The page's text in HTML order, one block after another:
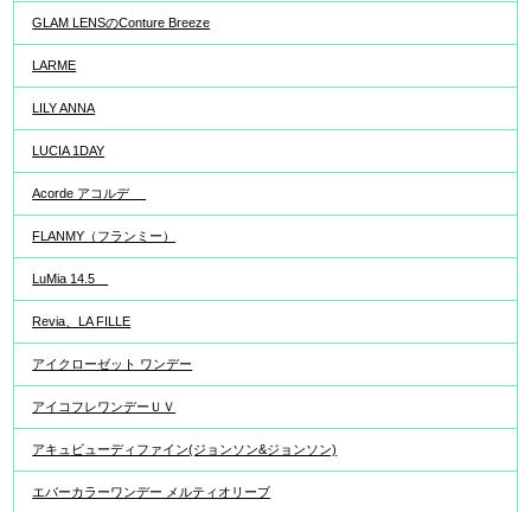
GLAM LENSのConture Breeze
LARME
LILY ANNA
LUCIA 1DAY
Acorde アコルデ
FLANMY（フランミー）
LuMia 14.5
Revia、LA FILLE
アイクローゼット ワンデー
アイコフレワンデーＵＶ
アキュビューディファイン(ジョンソン&ジョンソン)
エバーカラーワンデー メルティオリーブ